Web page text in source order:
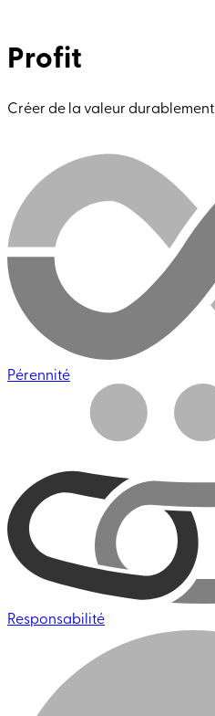
Profit
Créer de la valeur durablement
Pérennité
Responsabilité